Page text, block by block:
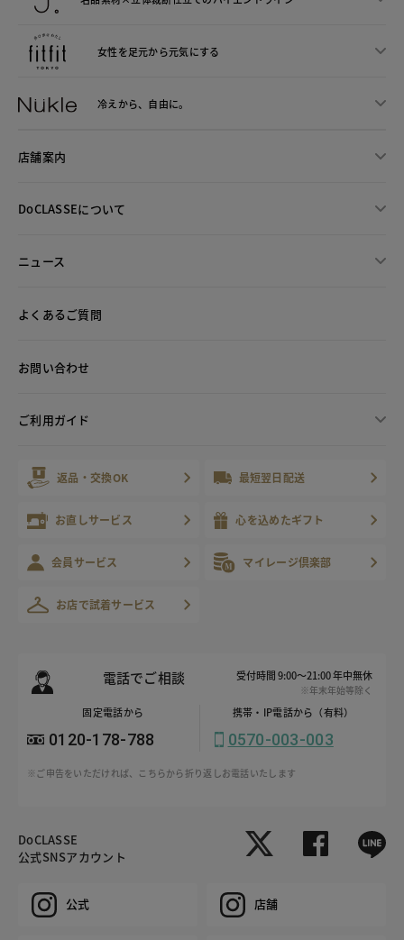
女性を足元から元気にする
冷えから、 自由に。
店舗案内
DoCLASSEについて
ニュース
よくあるご質問
お問い合わせ
ご利用ガイド
返品・交換OK 最短翌日配送
お直しサービス 心を込めたギフト
会員サービス マイレージ倶楽部
お店で試着サービス
電話でご相談 受付時間 9:00～21:00 年中無休
※年末年始等除く
固定電話から
0120-178-788
携帯・IP電話から（有料）
0570-003-003
※ご申告をいただければ、こちらから折り返しお電話いたします
DoCLASSE
公式SNSアカウント
公式 店舗